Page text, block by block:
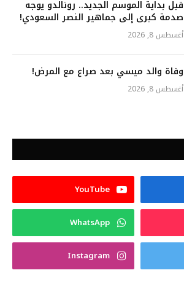
قبل بداية الموسم الجديد.. رونالدو يوجه
صدمة كبرى إلى جماهير النصر السعودي!
أغسطس 8, 2026
وفاة والد ميسي بعد صراع مع المرض!
أغسطس 8, 2026
YouTube
WhatsApp
Instagram